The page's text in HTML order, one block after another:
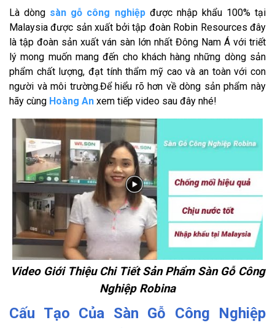
Là dòng sàn gỗ công nghiệpđược nhập khẩu 100% tại
Malaysia được sản xuất bởi tập đoàn Robin Resources đây
là tập đoàn sản xuất ván sàn lớn nhất Đông Nam Á với triết
lý mong muốn mang đến cho khách hàng những dòng sản
phẩm chất lượng, đạt tính thẩm mỹ cao và an toàn với con
người và môi trường.Để hiểu rõ hơn về dòng sản phẩm này
hãy cùng Hoàng An xem tiếp video sau đây nhé!
Video Giới Thiệu Chi Tiết Sản Phẩm Sàn Gỗ Công
Nghiệp Robina
Cấu Tạo Của Sàn Gỗ Công Nghiệp